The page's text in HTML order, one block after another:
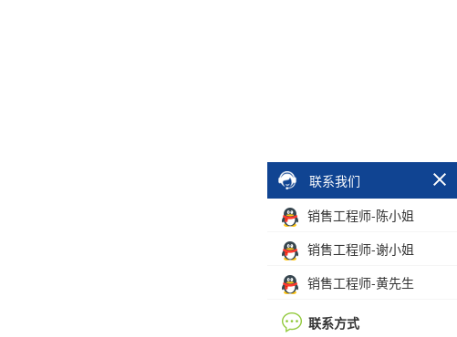
联系我们
销售工程师-陈小姐
销售工程师-谢小姐
销售工程师-黄先生
联系方式